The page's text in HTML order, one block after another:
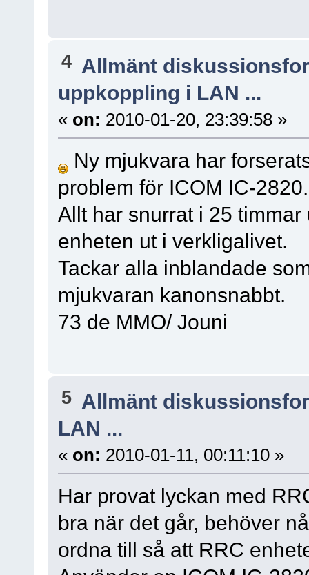
4 Allmänt
uppkoppling i LAN ...
« on: 2010-01-20, 23:39:58 »
Ny mjukvara har
problem för ICOM IC-2820.
Allt har snurrat i 25
enheten ut i verkligalivet.
Tackar alla inblandade
mjukvaran kanonsnabbt.
73 de MMO/ Jouni
5 Allmänt
LAN ...
« on: 2010-01-11, 00:11:10 »
Har provat lyckan med
bra när det går, behöver
ordna till så att RRC